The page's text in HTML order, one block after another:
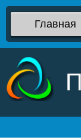
Главная